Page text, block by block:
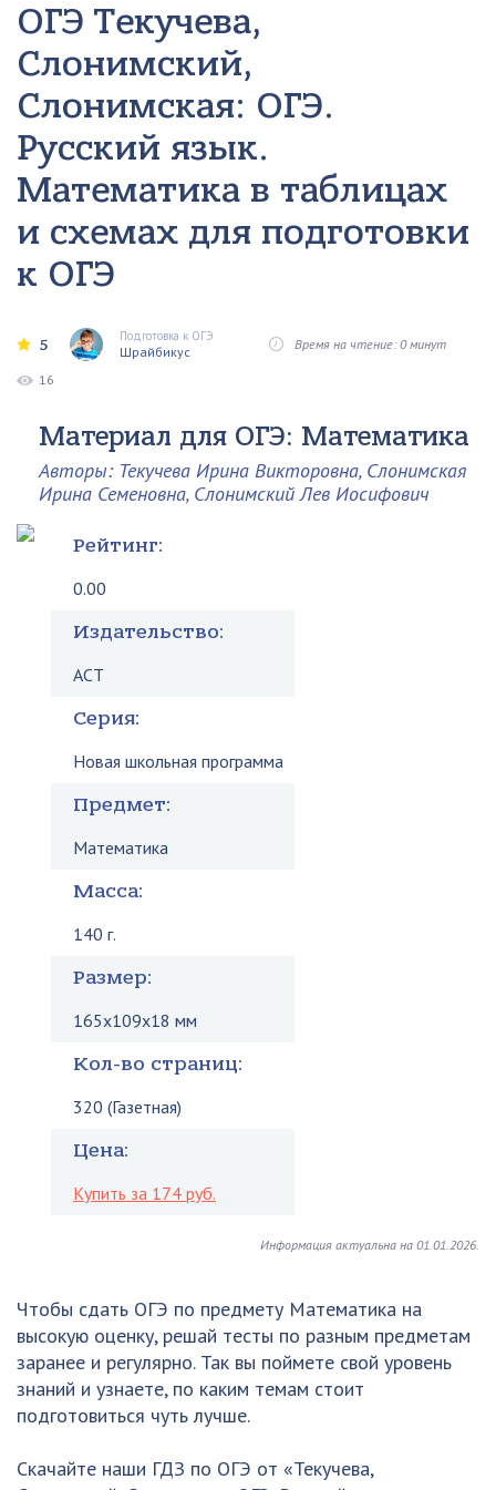
ОГЭ Текучева,
Слонимский,
Слонимская: ОГЭ.
Русский язык.
Математика в таблицах
и схемах для подготовки
к ОГЭ
5 Подготовка к ОГЭ
Шрайбикус Время на чтение: 0 минут
16
Материал для ОГЭ: Математика
Авторы: Текучева Ирина Викторовна, Слонимская
Ирина Семеновна, Слонимский Лев Иосифович
Рейтинг:
0.00
Издательство:
АСТ
Серия:
Новая школьная программа
Предмет:
Математика
Масса:
140 г.
Размер:
165x109x18 мм
Кол-во страниц:
320 (Газетная)
Цена:
Купить за 174 руб.
Информация актуальна на 01.01.2026.
Чтобы сдать ОГЭ по предмету Математика на
высокую оценку, решай тесты по разным предметам
заранее и регулярно. Так вы поймете свой уровень
знаний и узнаете, по каким темам стоит
подготовиться чуть лучше.
Скачайте наши ГДЗ по ОГЭ от «Текучева,